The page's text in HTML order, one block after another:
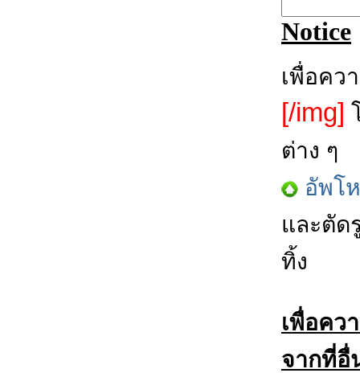
Notice
เพื่อคว
[/img]
ต่าง ๆ
อัพโ
และตัด
ทิ้ง
เพื่อคว
จากที่อื่